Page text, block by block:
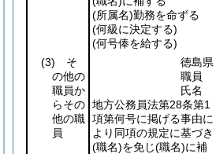
(所属名)勤務を命ずる
(何級に決定する)
(何号俸を給する)
(3) そ
の他の
職員か
らその
他の職
員
徳島県
職員
氏名
地方公務員法第28条第1
項第何号に掲げる事由に
より同項の規定に基づき
(職名)を免じ(職名)に補